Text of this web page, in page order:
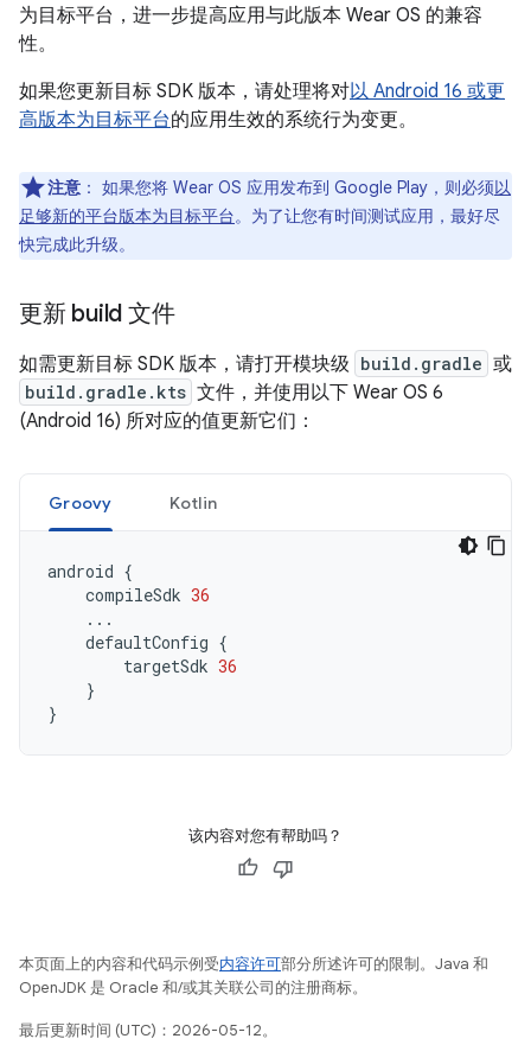
为目标平台，进一步提高应用与此版本 Wear OS 的兼容
性。
如果您更新目标 SDK 版本，请处理将对以 Android 16 或更
高版本为目标平台的应用生效的系统行为变更。
注意 ： 如果您将 Wear OS 应用发布到 Google Play，则必须以
足够新的平台版本为目标平台。为了让您有时间测试应用，最好尽
快完成此升级。
更新 build 文件
如需更新目标 SDK 版本，请打开模块级 build.gradle 或
build.gradle.kts 文件，并使用以下 Wear OS 6
(Android 16) 所对应的值更新它们：
Groovy Kotlin
android {
compileSdk 36
...
defaultConfig {
targetSdk 36
}
}
该内容对您有帮助吗？
本页面上的内容和代码示例受内容许可部分所述许可的限制。Java 和
OpenJDK 是 Oracle 和/或其关联公司的注册商标。
最后更新时间 (UTC)：2026-05-12。